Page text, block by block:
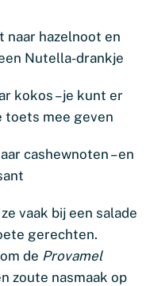
naar hazelnoot en
Nutella-drankje
kokos – je kunt er
toets mee geven
cashewnoten – en
vaak bij een salade
gerechten.
de Provamel
zoute nasmaak op